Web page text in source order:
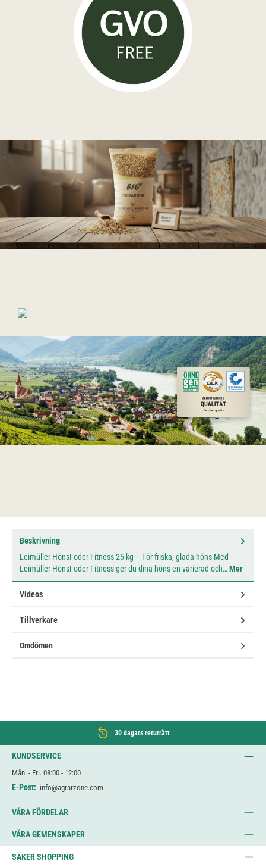
Beskrivning
Leimüller HönsFoder Fitness 25 kg – För friska, glada höns Med
Leimüller HönsFoder Fitness ger du dina höns en varierad och…Mer
Videos
Tillverkare
Omdömen
30 dagars returrätt
KUNDSERVICE
Mån. - Fri. 08:00 - 12:00
E-Post: info@agrarzone.com
VÅRA FÖRDELAR
VÅRA GEMENSKAPER
SÄKER SHOPPING